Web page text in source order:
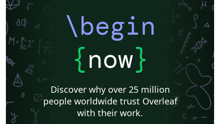
\begin
{now}
Discover why over 25 million
people worldwide trust Overleaf
with their work.